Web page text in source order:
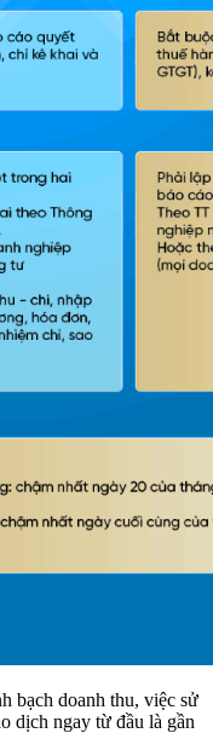
bạch doanh thu, việc sử
dịch ngay từ đầu là gần